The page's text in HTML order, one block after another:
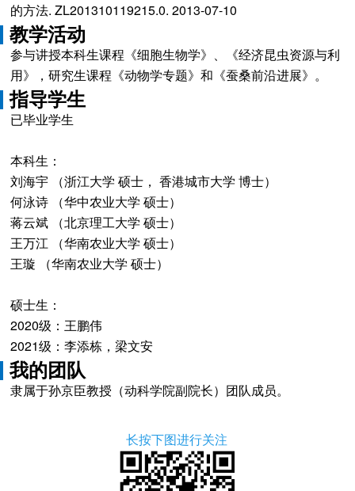
的方法. ZL201310119215.0. 2013-07-10
教学活动
参与讲授本科生课程《细胞生物学》、《经济昆虫资源与利
用》，研究生课程《动物学专题》和《蚕桑前沿进展》。
指导学生
已毕业学生
本科生：
刘海宇 （浙江大学 硕士， 香港城市大学 博士）
何泳诗 （华中农业大学 硕士）
蒋云斌 （北京理工大学 硕士）
王万江 （华南农业大学 硕士）
王璇 （华南农业大学 硕士）
硕士生：
2020级：王鹏伟
2021级：李添栋，梁文安
我的团队
隶属于孙京臣教授（动科学院副院长）团队成员。
长按下图进行关注